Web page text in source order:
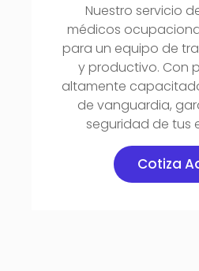
Nuestro servicio
médicos
para un equipo de
y productivo. Con
altamente
de vanguardia,
seguridad de tus
Cotiza